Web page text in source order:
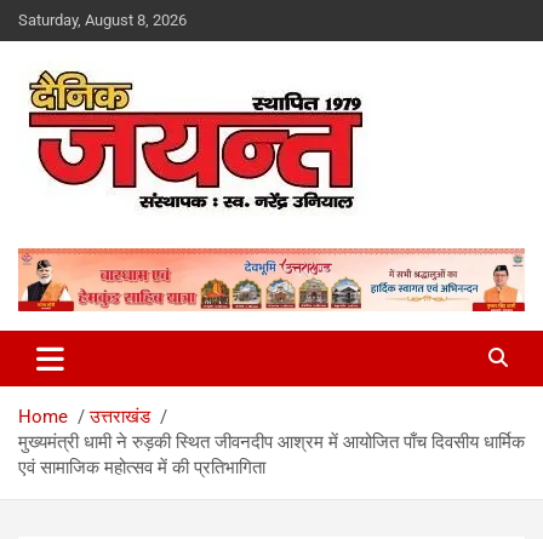
Skip
to
Saturday, August 8, 2026
Dainik Jayant
Home
उत्तराखंड
मुख्यमंत्री धामी ने रुड़की स्थित जीवनदीप आश्रम में आयोजित पाँच दिवसीय धार्मिक
एवं सामाजिक महोत्सव में की प्रतिभागिता